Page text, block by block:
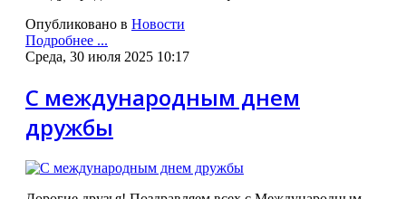
Опубликовано в Новости
Подробнее ...
Среда, 30 июля 2025 10:17
С международным днем
дружбы